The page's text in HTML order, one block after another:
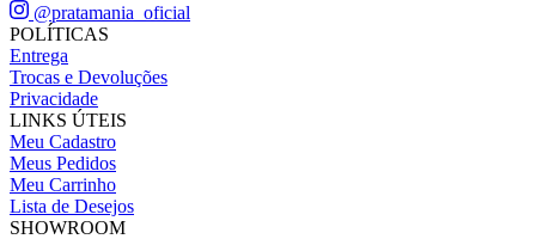
@pratamania_oficial
POLÍTICAS
Entrega
Trocas e Devoluções
Privacidade
LINKS ÚTEIS
Meu Cadastro
Meus Pedidos
Meu Carrinho
Lista de Desejos
SHOWROOM